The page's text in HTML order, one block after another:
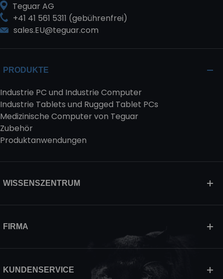
Teguar AG
+41 41 561 5311 (gebührenfrei)
sales.EU@teguar.com
PRODUKTE
Industrie PC und Industrie Computer
Industrie Tablets und Rugged Tablet PCs
Medizinische Computer von Teguar
Zubehör
Produktanwendungen
WISSENSZENTRUM
FIRMA
KUNDENSERVICE